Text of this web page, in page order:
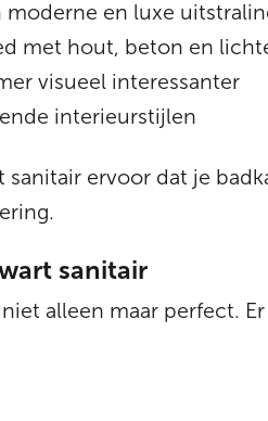
moderne en luxe
met hout, beton en
visueel interessanter
interieurstijlen
sanitair ervoor dat je
sanitair
alleen maar perfect.